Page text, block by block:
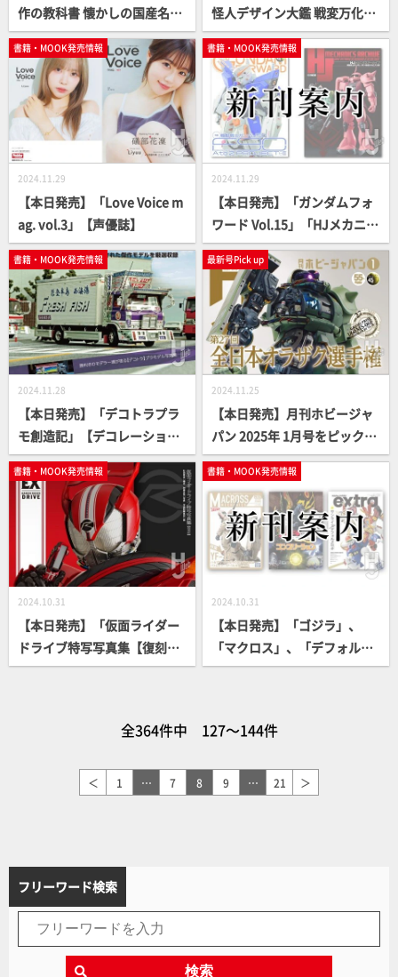
作の教科書 懐かしの国産名車
製作ガイド」【車模型】
怪人デザイン大鑑 戦変万化
1989-1999」【デザイン画
集】
書籍・MOOK発売情報
2024.11.29
【本日発売】「Love Voice m
ag. vol.3」【声優誌】
書籍・MOOK発売情報
2024.11.29
【本日発売】「ガンダムフォ
ワード Vol.15」「HJメカニク
スアーカイブ 機動戦士ガンダ
ム ジオン脅威のメカニズム
編」【ガンプラ】
書籍・MOOK発売情報
2024.11.28
【本日発売】「デコトラプラ
モ創造記」【デコレーション
トラック】
最新号Pick up
2024.11.25
【本日発売】月刊ホビージャ
パン 2025年 1月号をピックア
ップ！
書籍・MOOK発売情報
2024.10.31
【本日発売】「仮面ライダー
ドライブ特写写真集【復刻
版】」【仮面ライダー】
書籍・MOOK発売情報
2024.10.31
【本日発売】「ゴジラ」、
「マクロス」、「デフォルメ
ロボット」書籍続々登場！
全364件中 127～144件
＜ 1 … 7 8 9 … 21 ＞
フリーワード検索
検索